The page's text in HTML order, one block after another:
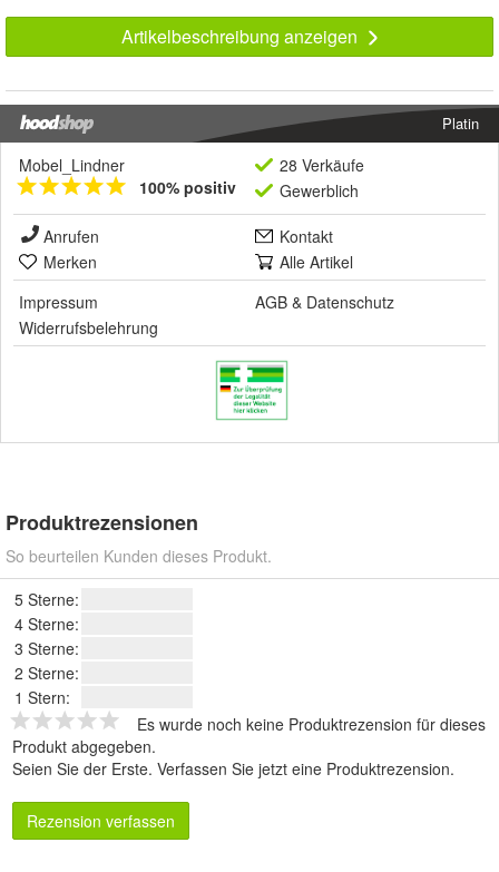
Artikelbeschreibung anzeigen
Platin
Mobel_Lindner
100% positiv
28 Verkäufe
Gewerblich
Anrufen
Kontakt
Merken
Alle Artikel
Impressum
AGB & Datenschutz
Widerrufsbelehrung
Produktrezensionen
So beurteilen Kunden dieses Produkt.
5 Sterne:
4 Sterne:
3 Sterne:
2 Sterne:
1 Stern:
Es wurde noch keine Produktrezension für dieses
Produkt abgegeben.
Seien Sie der Erste. Verfassen Sie jetzt eine Produktrezension.
Rezension verfassen